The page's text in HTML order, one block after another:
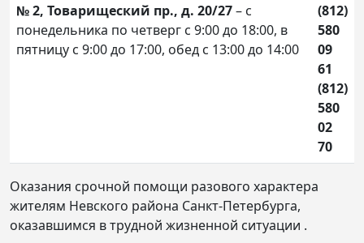
№ 2, Товарищеский пр., д. 20/27– с
понедельника по четверг с 9:00 до 18:00, в
пятницу с 9:00 до 17:00, обед с 13:00 до 14:00
(812)
580
09
61
(812)
580
02
70
Оказания срочной помощи разового характера
жителям Невского района Санкт-Петербурга,
оказавшимся в трудной жизненной ситуации .